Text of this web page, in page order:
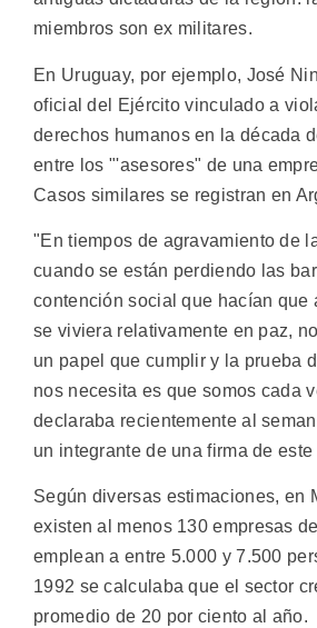
miembros son ex militares.
En Uruguay, por ejemplo, José
oficial del Ejército vinculado a
derechos humanos en la década
entre los "'asesores" de una
Casos similares se registran en
"En tiempos de agravamiento de
cuando se están perdiendo las
contención social que hacían que
se viviera relativamente en paz,
un papel que cumplir y la prueba
nos necesita es que somos cada
declaraba recientemente al
un integrante de una firma de este
Según diversas estimaciones, en
existen al menos 130 empresas
emplean a entre 5.000 y 7.500
1992 se calculaba que el sector
promedio de 20 por ciento al año.